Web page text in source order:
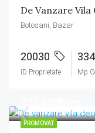
De Vanzare
Botosani, Bazar
20030
ID Proprietate
334
Mp
PROMOVAT